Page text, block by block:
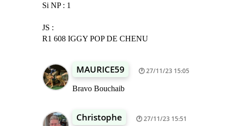
Si NP : 1
JS :
R1 608 IGGY POP DE CHENU
MAURICE59 27/11/23 15:05
Bravo Bouchaib
Christophe 27/11/23 15:51